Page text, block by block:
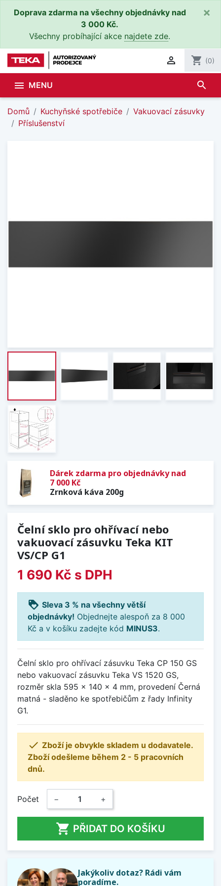
Doprava zdarma na všechny objednávky nad
3 000 Kč.
Všechny probíhající akce najdete zde.
×
 shopping_cart (0)
 MENU search
Domů Kuchyňské spotřebiče
Vakuovací zásuvky
Příslušenství
Dárek zdarma pro objednávky nad
7 000 Kč
Zrnková káva 200g
Čelní sklo pro ohřívací nebo
vakuovací zásuvku Teka KIT
VS/CP G1
1 690 Kč s DPH
loyalty Sleva 3 % na všechny větší
objednávky! Objednejte alespoň za 8 000
Kč a v košíku zadejte kód MINUS3.
Čelní sklo pro ohřívací zásuvku Teka CP 150 GS
nebo vakuovací zásuvku Teka VS 1520 GS,
rozměr skla 595 x 140 x 4 mm, provedení Černá
matná - sladěno ke spotřebičům z řady Infinity
G1.
 Zboží je obvykle skladem u dodavatele.
Zboží odešleme během 2 - 5 pracovních
dnů.
Počet − +
 PŘIDAT DO KOŠÍKU
Jakýkoliv dotaz? Rádi vám
poradíme.